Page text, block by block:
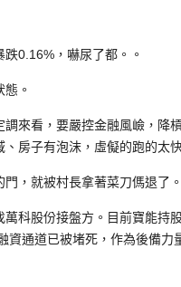
0.16%，嚇尿了都。。
。
看，要嚴控金融風嶮，降
房子有泡沫，虛儗的跑的太
，就被村長拿著菜刀傌退了
股份接盤方。目前寶能持
通道已被堵死，作為後備力